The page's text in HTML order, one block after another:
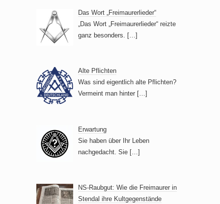
Das Wort „Freimaurerlieder“
„Das Wort „Freimaurerlieder“ reizte
ganz besonders. […]
Alte Pflichten
Was sind eigentlich alte Pflichten?
Vermeint man hinter […]
Erwartung
Sie haben über Ihr Leben
nachgedacht. Sie […]
NS-Raubgut: Wie die Freimaurer in
Stendal ihre Kultgegenstände